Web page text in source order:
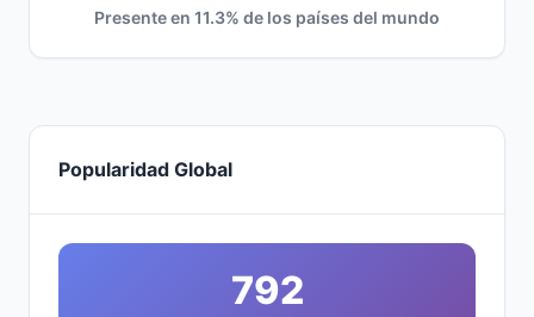
Presente en 11.3% de los países del mundo
Popularidad Global
792